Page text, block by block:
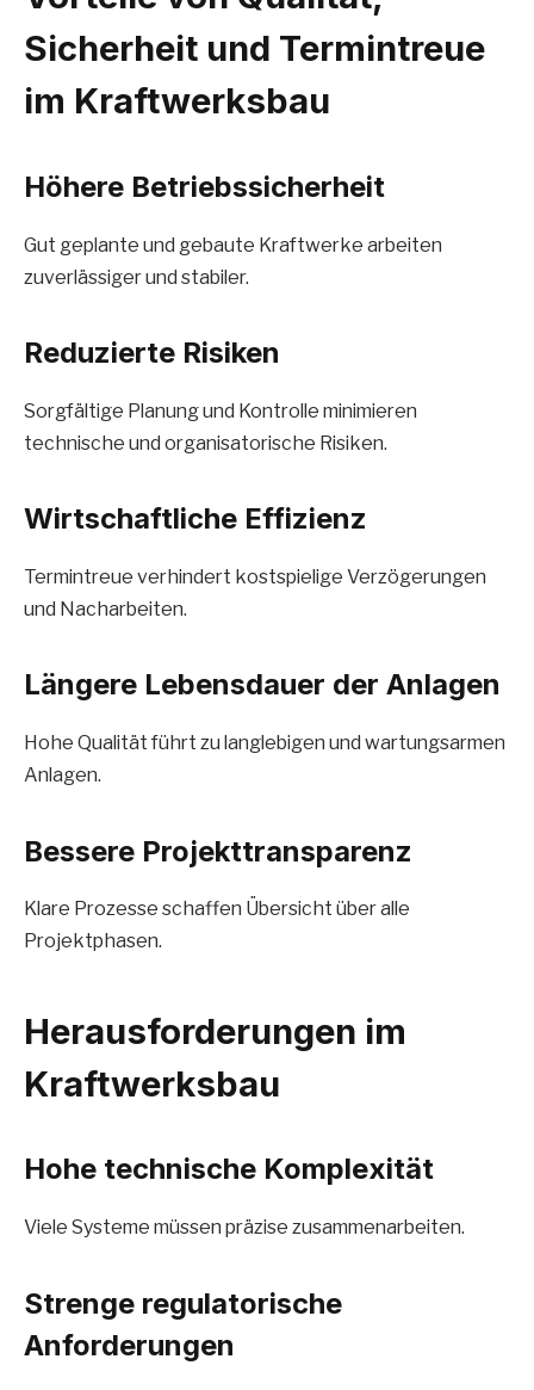
Sicherheit und Termintreue
im Kraftwerksbau
Höhere Betriebssicherheit
Gut geplante und gebaute Kraftwerke arbeiten
zuverlässiger und stabiler.
Reduzierte Risiken
Sorgfältige Planung und Kontrolle minimieren
technische und organisatorische Risiken.
Wirtschaftliche Effizienz
Termintreue verhindert kostspielige Verzögerungen
und Nacharbeiten.
Längere Lebensdauer der Anlagen
Hohe Qualität führt zu langlebigen und wartungsarmen
Anlagen.
Bessere Projekttransparenz
Klare Prozesse schaffen Übersicht über alle
Projektphasen.
Herausforderungen im
Kraftwerksbau
Hohe technische Komplexität
Viele Systeme müssen präzise zusammenarbeiten.
Strenge regulatorische
Anforderungen